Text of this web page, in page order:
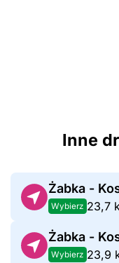
Inne
Żabka -
Wybierz 23,7
Żabka -
Wybierz 23,9